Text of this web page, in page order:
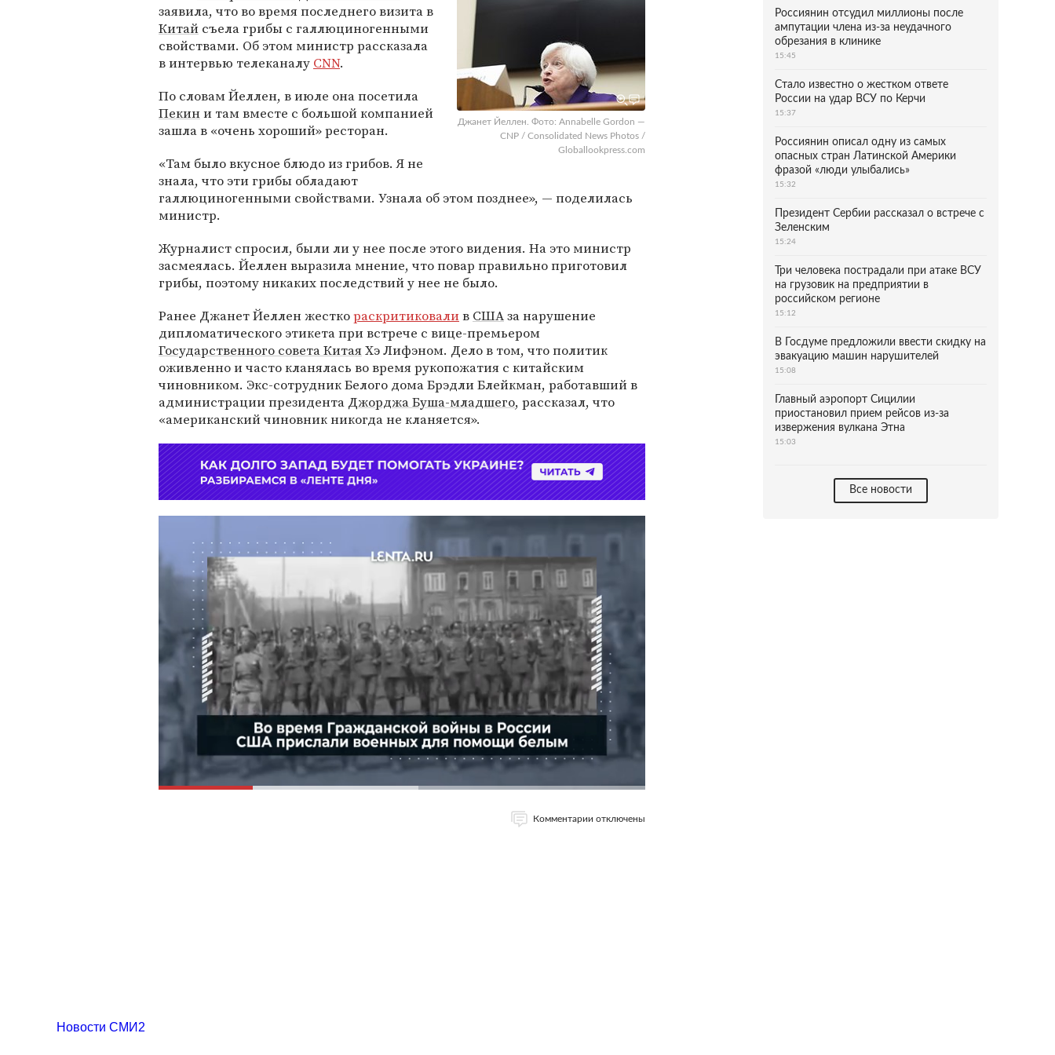
Джанет Йеллен. Фото: Annabelle Gordon —
CNP / Consolidated News Photos /
Globallookpress.com
заявила, что во время последнего визита в
Китай съела грибы с галлюциногенными
свойствами. Об этом министр рассказала
в интервью телеканалу CNN.
По словам Йеллен, в июле она посетила
Пекини там вместе с большой компанией
зашла в «очень хороший» ресторан.
«Там было вкусное блюдо из грибов. Я не
знала, что эти грибы обладают
галлюциногенными свойствами. Узнала об этом позднее», — поделилась
министр.
Журналист спросил, были ли у нее после этого видения. На это министр
засмеялась. Йеллен выразила мнение, что повар правильно приготовил
грибы, поэтому никаких последствий у нее не было.
Ранее Джанет Йеллен жесткораскритиковалив СШАза нарушение
дипломатического этикета при встрече с вице-премьером
Государственного совета КитаяХэ Лифэном. Дело в том, что политик
оживленно и часто кланялась во время рукопожатия с китайским
чиновником. Экс-сотрудник Белого дома Брэдли Блейкман, работавший в
администрации президента Джорджа Буша-младшего, рассказал, что
«американский чиновник никогда не кланяется».
Комментарии отключены
Россиянин отсудил миллионы после
ампутации члена из-за неудачного
обрезания в клинике
15:45
Стало известно о жестком ответе
России на удар ВСУ по Керчи
15:37
Россиянин описал одну из самых
опасных стран Латинской Америки
фразой «люди улыбались»
15:32
Президент Сербии рассказал о встрече с
Зеленским
15:24
Три человека пострадали при атаке ВСУ
на грузовик на предприятии в
российском регионе
15:12
В Госдуме предложили ввести скидку на
эвакуацию машин нарушителей
15:08
Главный аэропорт Сицилии
приостановил прием рейсов из-за
извержения вулкана Этна
15:03
Все новости
Новости СМИ2